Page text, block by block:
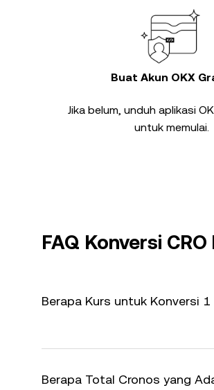
Buat Akun OKX
Jika belum, unduh aplikasi
untuk memulai.
FAQ Konversi CRO
Berapa Kurs untuk Konversi 1
Berapa Total Cronos yang